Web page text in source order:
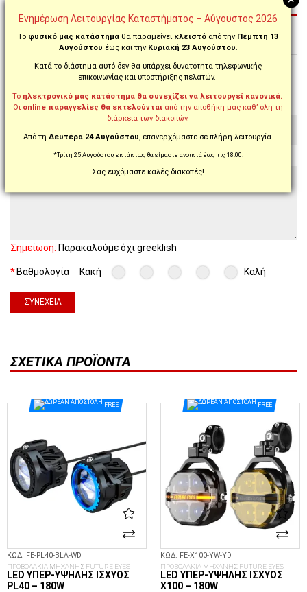
Γράψτε μια αξιολόγηση για το προϊόν
Το όνομα σας (θα φαίνεται κατά την προβολή της
αξιολόγησης!)
Η Αξιολόγηση σας
Σημείωση: Παρακαλούμε όχι greeklish
Βαθμολογία Κακή Καλή
ΣΥΝΈΧΕΙΑ
ΣΧΕΤΙΚΆ ΠΡΟΪΌΝΤΑ
FREE
ΚΩΔ. FE-PL40-BLA-WD
ΠΡΟΒΟΛΑΚΙΑ ΜΗΧΑΝΗΣ FUTURE EYES
LED ΥΠΕΡ-ΥΨΗΛΉΣ ΙΣΧΎΟΣ
PL40 – 180W
FREE
ΚΩΔ. FE-X100-YW-YD
ΠΡΟΒΟΛΑΚΙΑ ΜΗΧΑΝΗΣ FUTURE EYES
LED ΥΠΕΡ-ΥΨΗΛΉΣ ΙΣΧΎΟΣ
X100 – 180W
Ενημέρωση Λειτουργίας Καταστήματος – Αύγουστος 2026
Το φυσικό μας κατάστημα θα παραμείνει κλειστό από την Πέμπτη 13
Αυγούστου έως και τηνΚυριακή 23 Αυγούστου.
Κατά το διάστημα αυτό δεν θα υπάρχει δυνατότητα τηλεφωνικής
επικοινωνίας και υποστήριξης πελατών.
Το ηλεκτρονικό μας κατάστημα θα συνεχίζει να λειτουργεί κανονικά.
Οι online παραγγελίες θα εκτελούνται από την αποθήκη μας καθ’ όλη τη
διάρκεια των διακοπών.
Από τη Δευτέρα 24 Αυγούστου, επανερχόμαστε σε πλήρη λειτουργία.
*Τρίτη 25 Αυγούστου, εκτάκτως θα είμαστε ανοικτά έως τις 18:00.
Σας ευχόμαστε καλές διακοπές!